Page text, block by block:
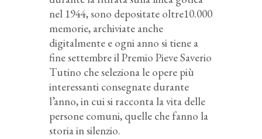
nel 1944, sono depositate oltre10.000
memorie, archiviate anche
digitalmente e ogni anno si tiene a
fine settembre il Premio Pieve Saverio
Tutino che seleziona le opere più
interessanti consegnate durante
l’anno, in cui si racconta la vita delle
persone comuni, quelle che fanno la
storia in silenzio.